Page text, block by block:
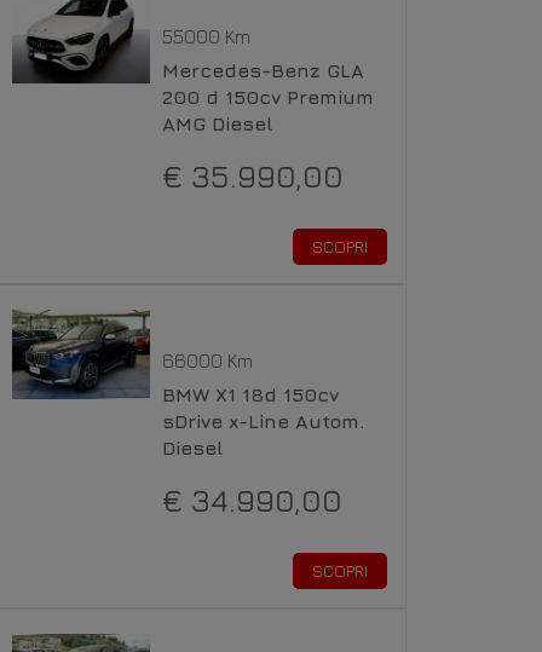
55000 Km
Mercedes-Benz GLA
200 d 150cv Premium
AMG Diesel
€ 35.990,00
SCOPRI
66000 Km
BMW X1 18d 150cv
sDrive x-Line Autom.
Diesel
€ 34.990,00
SCOPRI